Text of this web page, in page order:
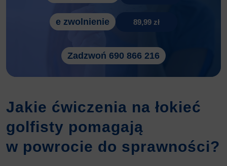
e zwolnienie 89,99 zł
Zadzwoń 690 866 216
Jakie ćwiczenia na łokieć
golfisty pomagają
w powrocie do sprawności?